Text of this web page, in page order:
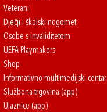
Veterani
Dječji i školski nogomet
Osobe s invaliditetom
UEFA Playmakers
Shop
Informativno-multimedijski centar
Službena trgovina (app)
Ulaznice (app)